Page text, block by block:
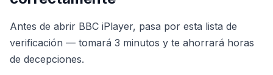
Antes de abrir BBC iPlayer, pasa por esta lista de
verificación — tomará 3 minutos y te ahorrará horas
de decepciones.